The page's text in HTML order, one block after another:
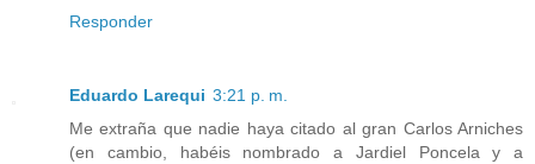
Responder
Eduardo Larequi 3:21 p. m.
Me extraña que nadie haya citado al gran Carlos Arniches
(en cambio, habéis nombrado a Jardiel Poncela y a